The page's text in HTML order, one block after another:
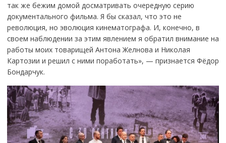
так же бежим домой досматривать очередную серию
документального фильма. Я бы сказал, что это не
революция, но эволюция кинематографа. И, конечно, в
своем наблюдении за этим явлением я обратил внимание на
работы моих товарищей Антона Желнова и Николая
Картозии и решил с ними поработать», — признается Фёдор
Бондарчук.